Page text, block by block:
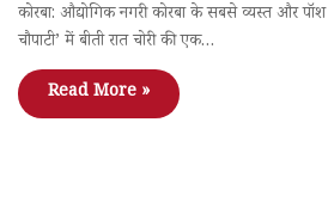
कोरबा: औद्योगिक नगरी कोरबा के सबसे व्यस्त और
चौपाटी’ में बीती रात चोरी की एक…
Read More »